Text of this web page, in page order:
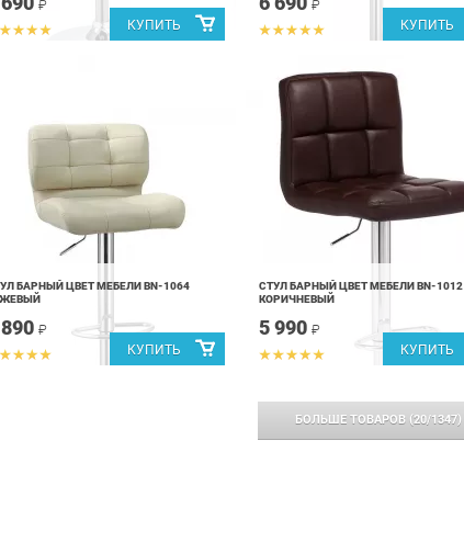
₽ ₽
БАРНЫЙ ЦВЕТ МЕБЕЛИ BN-1064
₽
СТУЛ БАРНЫЙ ЦВЕТ МЕБЕЛИ BN-1012
КОРИЧНЕВЫЙ
5 990 ₽
БОЛЬШЕ ТОВАРОВ(20/1347)